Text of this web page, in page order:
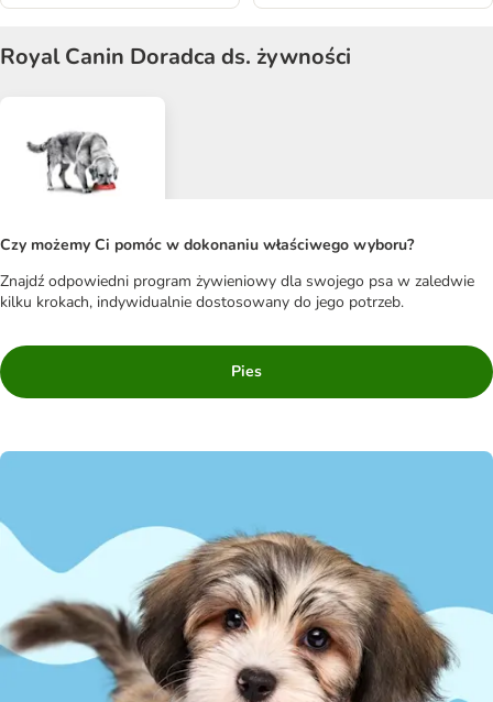
Royal Canin Doradca ds. żywności
Czy możemy Ci pomóc w dokonaniu właściwego wyboru?
Znajdź odpowiedni program żywieniowy dla swojego psa w zaledwie
kilku krokach, indywidualnie dostosowany do jego potrzeb.
Pies